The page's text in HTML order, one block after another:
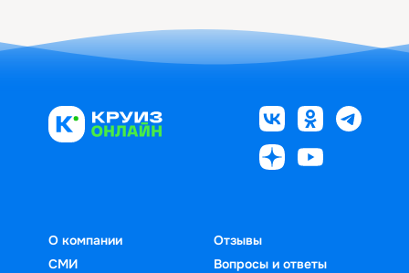
О компании
СМИ
Отзывы
Вопросы и ответы